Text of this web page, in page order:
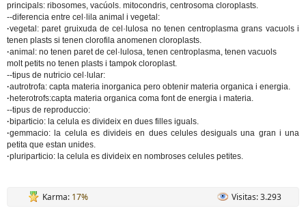
principals: ribosomes, vacúols. mitocondris, centrosoma cloroplasts.
--diferencia entre cel·lila animal i vegetal:
·vegetal: paret gruixuda de cel·lulosa no tenen centroplasma grans vacuols i
tenen plasts si tenen clorofila anomenen cloroplasts.
·animal: no tenen paret de cel·lulosa, tenen centroplasma, tenen vacuols
molt petits no tenen plasts i tampok cloroplast.
--tipus de nutricio cel·lular:
·autrotrofa: capta materia inorganica pero obtenir materia organica i energia.
· heterotrofs:capta materia organica coma font de energia i materia.
--tipus de reproduccio:
·biparticio: la celula es divideix en dues filles iguals.
·gemmacio: la celula es divideis en dues celules desiguals una gran i una
petita que estan unides.
·pluriparticio: la celula es divideix en nombroses celules petites.
Karma: 17% Visitas: 3.293